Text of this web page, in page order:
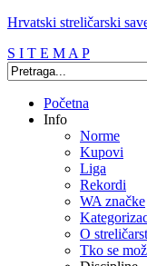
Hrvatski streličarski
S I T E M A P
Početna
Info
Norme
Kupovi
Liga
Rekordi
WA značke
O
Tko se